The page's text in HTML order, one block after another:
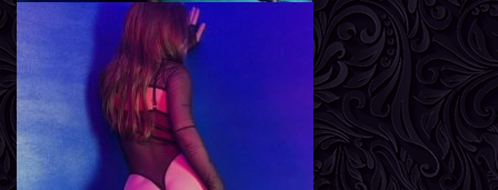
Яна
Возраст
23
Рост
170 см
Вес
58 кг